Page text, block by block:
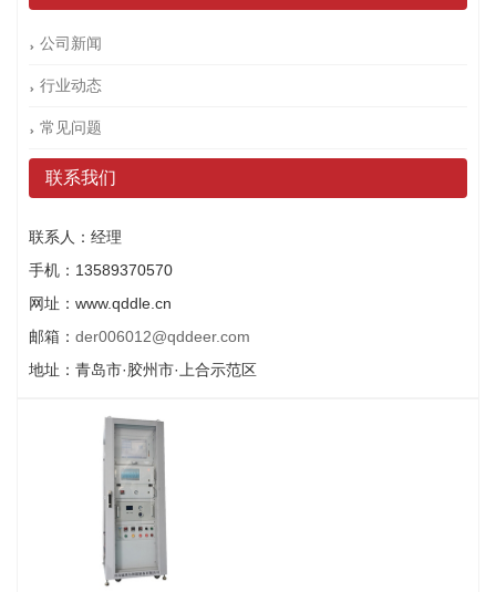
公司新闻
行业动态
常见问题
联系我们
联系人：经理
手机：13589370570
网址：www.qddle.cn
邮箱： der006012@qddeer.com
地址：青岛市·胶州市·上合示范区